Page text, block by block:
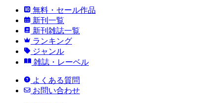
無料・セール作品
新刊一覧
新刊雑誌一覧
ランキング
ジャンル
雑誌・レーベル
よくある質問
お問い合わせ